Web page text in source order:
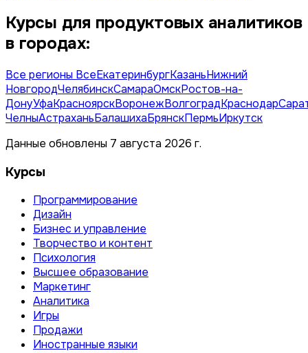
Курсы для продуктовых аналитиков
в городах:
Все регионы ВсеЕкатеринбургКазаньНижний
НовгородЧелябинскСамараОмскРостов-на-
ДонуУфаКрасноярскВоронежВолгоградКраснодар
ЧелныАстраханьБалашихаБрянскПермьИркутск
Данные обновлены 7 августа 2026 г.
Курсы
Программирование
Дизайн
Бизнес и управление
Творчество и контент
Психология
Высшее образование
Маркетинг
Аналитика
Игры
Продажи
Иностранные языки